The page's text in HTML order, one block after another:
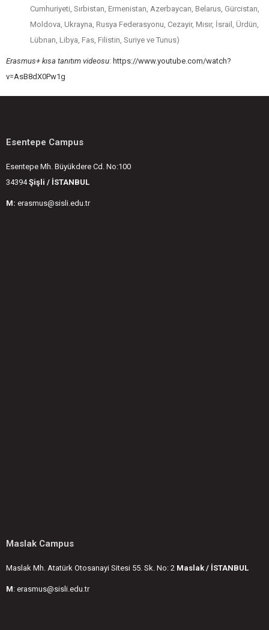
Cumhuriyeti, Sırbistan, Ermenistan, Azerbaycan, Belarus, Gürcistan,
Moldova, Ukrayna, Rusya Federasyonu, Cezayir, Mısır, İsrail, Ürdün,
Lübnan, Libya, Fas, Filistin, Suriye ve Tunus)
Erasmus+ kısa tanıtım videosu: https://www.youtube.com/watch?
v=AsB8dX0Pw1g
Esentepe Campus
Esentepe Mh. Büyükdere Cd. No:100
34394Şişli / İSTANBUL
M: erasmus@sisli.edu.tr
Maslak Campus
Maslak Mh. Atatürk Otosanayi Sitesi 55. Sk. No: 2 Maslak / İSTANBUL
M: erasmus@sisli.edu.tr